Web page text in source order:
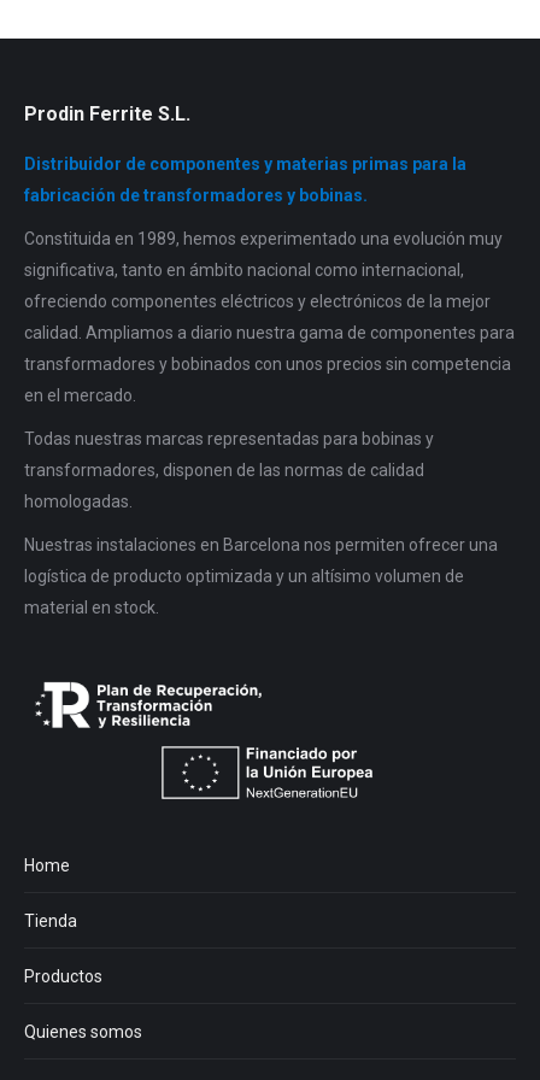
Prodin Ferrite S.L.
Distribuidor de componentes y materias primas para la
fabricación de transformadores y bobinas.
Constituida en 1989, hemos experimentado una evolución muy
significativa, tanto en ámbito nacional como internacional,
ofreciendo componentes eléctricos y electrónicos de la mejor
calidad. Ampliamos a diario nuestra gama de componentes para
transformadores y bobinados con unos precios sin competencia
en el mercado.
Todas nuestras marcas representadas para bobinas y
transformadores, disponen de las normas de calidad
homologadas.
Nuestras instalaciones en Barcelona nos permiten ofrecer una
logística de producto optimizada y un altísimo volumen de
material en stock.
Home
Tienda
Productos
Quienes somos